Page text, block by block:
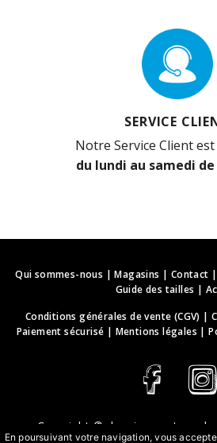
SERVICE
Notre Service Client
du lundi au samedi de
Qui sommes-nous |Magasins | Contact |
Guide des tailles |
Conditions générales de vente (CGV) |
Paiement sécurisé | Mentions légales |
Copyright © deguisements-
En poursuivant votre navigation, vous